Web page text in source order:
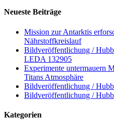
Neueste Beiträge
Mission zur Antarktis
Nährstoffkreislauf
Bildveröffentlichung /
LEDA 132905
Experimente untermauern
Titans Atmosphäre
Bildveröffentlichung /
Bildveröffentlichung /
Kategorien